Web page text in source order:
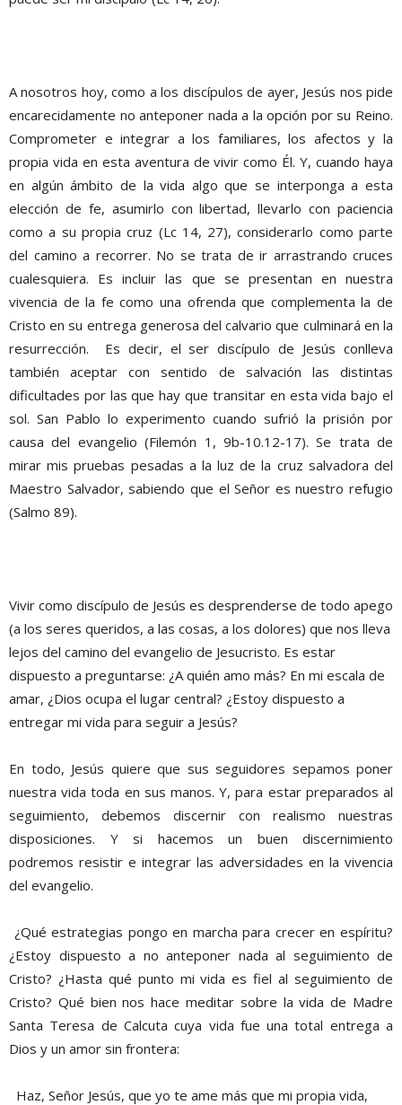
A nosotros hoy, como a los discípulos de ayer, Jesús nos pide
encarecidamente no anteponer nada a la opción por su Reino.
Comprometer e integrar a los familiares, los afectos y la
propia vida en esta aventura de vivir como Él. Y, cuando haya
en algún ámbito de la vida algo que se interponga a esta
elección de fe, asumirlo con libertad, llevarlo con paciencia
como a su propia cruz (Lc 14, 27), considerarlo como parte
del camino a recorrer. No se trata de ir arrastrando cruces
cualesquiera. Es incluir las que se presentan en nuestra
vivencia de la fe como una ofrenda que complementa la de
Cristo en su entrega generosa del calvario que culminará en la
resurrección. Es decir, el ser discípulo de Jesús conlleva
también aceptar con sentido de salvación las distintas
dificultades por las que hay que transitar en esta vida bajo el
sol. San Pablo lo experimento cuando sufrió la prisión por
causa del evangelio (Filemón 1, 9b-10.12-17). Se trata de
mirar mis pruebas pesadas a la luz de la cruz salvadora del
Maestro Salvador, sabiendo que el Señor es nuestro refugio
(Salmo 89).
Vivir como discípulo de Jesús es desprenderse de todo apego
(a los seres queridos, a las cosas, a los dolores) que nos lleva
lejos del camino del evangelio de Jesucristo. Es estar
dispuesto a preguntarse: ¿A quién amo más? En mi escala de
amar, ¿Dios ocupa el lugar central? ¿Estoy dispuesto a
entregar mi vida para seguir a Jesús?
En todo, Jesús quiere que sus seguidores sepamos poner
nuestra vida toda en sus manos. Y, para estar preparados al
seguimiento, debemos discernir con realismo nuestras
disposiciones. Y si hacemos un buen discernimiento
podremos resistir e integrar las adversidades en la vivencia
del evangelio.
¿Qué estrategias pongo en marcha para crecer en espíritu?
¿Estoy dispuesto a no anteponer nada al seguimiento de
Cristo? ¿Hasta qué punto mi vida es fiel al seguimiento de
Cristo? Qué bien nos hace meditar sobre la vida de Madre
Santa Teresa de Calcuta cuya vida fue una total entrega a
Dios y un amor sin frontera:
Haz, Señor Jesús, que yo te ame más que mi propia vida,